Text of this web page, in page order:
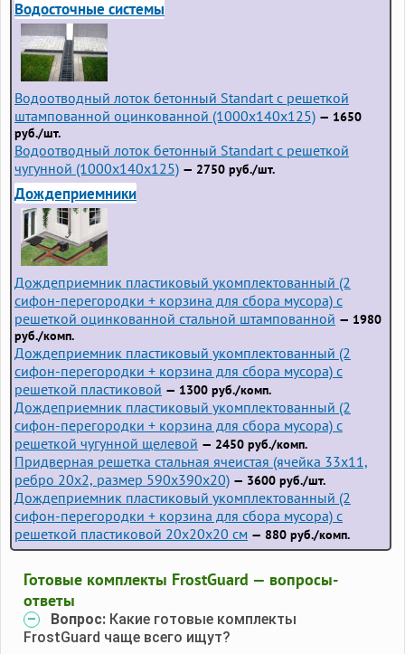
Водосточные системы
Водоотводный лоток бетонный Standart с решеткой
штампованной оцинкованной (1000x140x125) — 1650
руб./шт.
Водоотводный лоток бетонный Standart с решеткой
чугунной (1000x140x125) — 2750 руб./шт.
Дождеприемники
Дождеприемник пластиковый укомплектованный (2
сифон-перегородки + корзина для сбора мусора) с
решеткой оцинкованной стальной штампованной — 1980
руб./комп.
Дождеприемник пластиковый укомплектованный (2
сифон-перегородки + корзина для сбора мусора) с
решеткой пластиковой — 1300 руб./комп.
Дождеприемник пластиковый укомплектованный (2
сифон-перегородки + корзина для сбора мусора) с
решеткой чугунной щелевой — 2450 руб./комп.
Придверная решетка стальная ячеистая (ячейка 33x11,
ребро 20x2, размер 590x390x20) — 3600 руб./шт.
Дождеприемник пластиковый укомплектованный (2
сифон-перегородки + корзина для сбора мусора) с
решеткой пластиковой 20х20х20 см — 880 руб./комп.
Готовые комплекты FrostGuard — вопросы-
ответы
Вопрос: Какие готовые комплекты
FrostGuard чаще всего ищут?